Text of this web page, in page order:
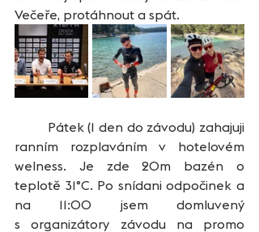
Večeře, protáhnout a spát.
ranním rozplaváním v hotelovém
welness. Je zde 20m bazén o
teplotě 31°C. Po snídani odpočinek a
na 11:00 jsem domluvený
s organizátory závodu na promo